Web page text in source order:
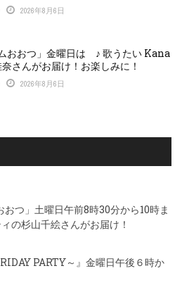
2026年8月6日
おおつ」金曜日は ♪ 歌うたい Kana
さんがお届け！お楽しみに！
2026年8月6日
つ」土曜日午前8時30分から10時ま
の杉山千絵さんがお届け！
PARTY～』金曜日午後６時か